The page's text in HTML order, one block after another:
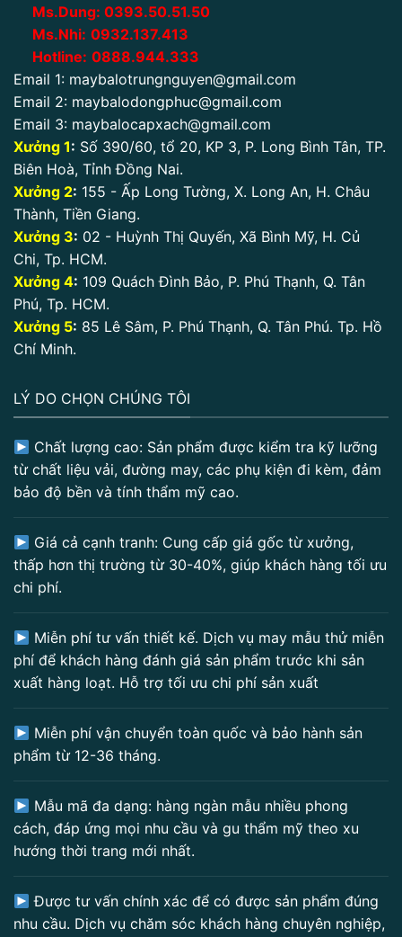
Ms.Dung: 0393.50.51.50
Ms.Nhi: 0932.137.413
Hotline: 0888.944.333
Email 1: maybalotrungnguyen@gmail.com
Email 2: maybalodongphuc@gmail.com
Email 3: maybalocapxach@gmail.com
Xưởng 1: Số 390/60, tổ 20, KP 3, P. Long Bình Tân, TP.
Biên Hoà, Tỉnh Đồng Nai.
Xưởng 2: 155 - Ấp Long Tường, X. Long An, H. Châu
Thành, Tiền Giang.
Xưởng 3: 02 - Huỳnh Thị Quyến, Xã Bình Mỹ, H. Củ
Chi, Tp. HCM.
Xưởng 4: 109 Quách Đình Bảo, P. Phú Thạnh, Q. Tân
Phú, Tp. HCM.
Xưởng 5: 85 Lê Sâm, P. Phú Thạnh, Q. Tân Phú. Tp. Hồ
Chí Minh.
LÝ DO CHỌN CHÚNG TÔI
Chất lượng cao: Sản phẩm được kiểm tra kỹ lưỡng
từ chất liệu vải, đường may, các phụ kiện đi kèm, đảm
bảo độ bền và tính thẩm mỹ cao.
Giá cả cạnh tranh: Cung cấp giá gốc từ xưởng,
thấp hơn thị trường từ 30-40%, giúp khách hàng tối ưu
chi phí.
Miễn phí tư vấn thiết kế. Dịch vụ may mẫu thử miễn
phí để khách hàng đánh giá sản phẩm trước khi sản
xuất hàng loạt. Hỗ trợ tối ưu chi phí sản xuất
Miễn phí vận chuyển toàn quốc và bảo hành sản
phẩm từ 12-36 tháng.
Mẫu mã đa dạng: hàng ngàn mẫu nhiều phong
cách, đáp ứng mọi nhu cầu và gu thẩm mỹ theo xu
hướng thời trang mới nhất.
Được tư vấn chính xác để có được sản phẩm đúng
nhu cầu. Dịch vụ chăm sóc khách hàng chuyên nghiệp,